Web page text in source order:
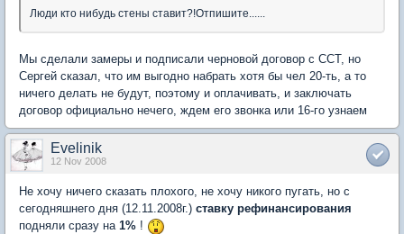
Люди кто нибудь стены ставит?!Отпишите......
Мы сделали замеры и подписали черновой договор с ССТ, но
Сергей сказал, что им выгодно набрать хотя бы чел 20-ть, а то
ничего делать не будут, поэтому и оплачивать, и заключать
договор официально нечего, ждем его звонка или 16-го узнаем
Evelinik
12 Nov 2008
Не хочу ничего сказать плохого, не хочу никого пугать, но с
сегодняшнего дня (12.11.2008г.) ставку рефинансирования
подняли сразу на 1% !